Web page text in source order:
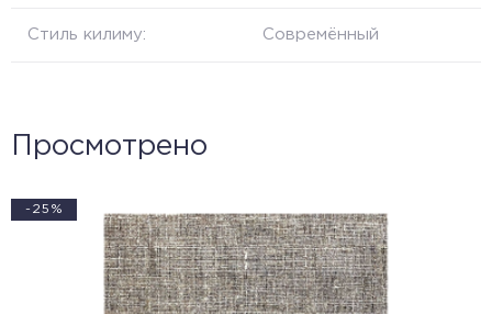
Стиль килиму: Совремённый
Просмотрено
-25%